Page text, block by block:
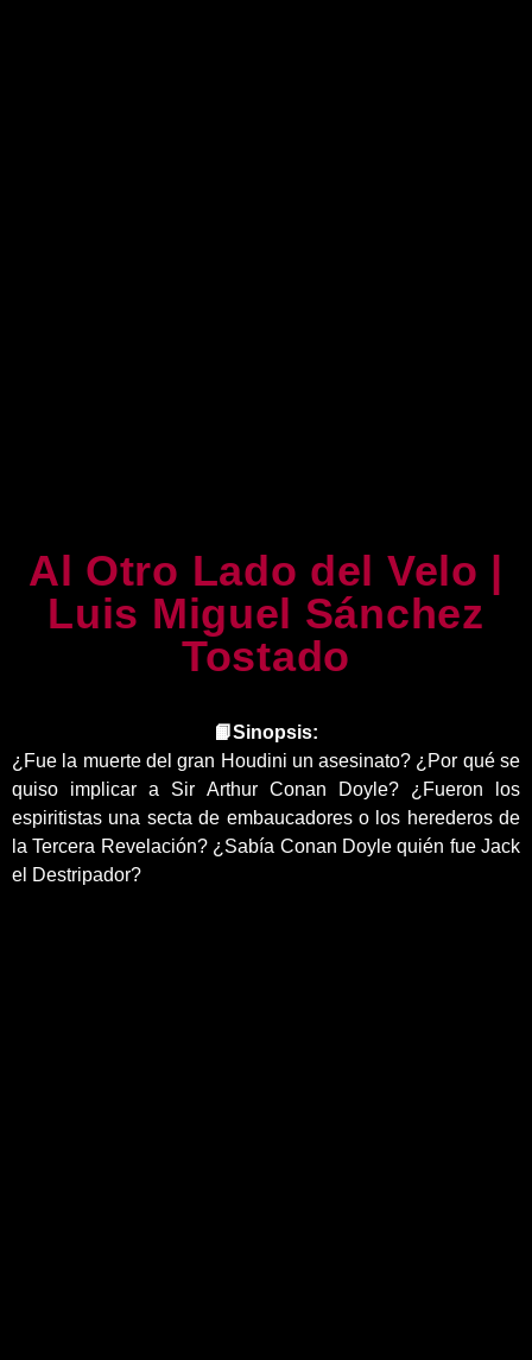
Al Otro Lado del Velo |
Luis Miguel Sánchez
Tostado
📙Sinopsis:
¿Fue la muerte del gran Houdini un asesinato? ¿Por qué se
quiso implicar a Sir Arthur Conan Doyle? ¿Fueron los
espiritistas una secta de embaucadores o los herederos de
la Tercera Revelación? ¿Sabía Conan Doyle quién fue Jack
el Destripador?